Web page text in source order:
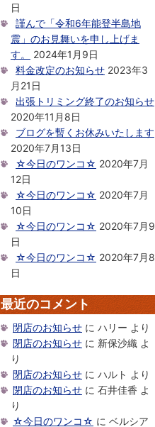
日
謹んで「令和6年能登半島地
震」のお見舞いを申し上げま
す。
2024年1月9日
料金改定のお知らせ 2023年3
月21日
出張トリミング終了のお知らせ
2020年11月8日
ブログを暫くお休みいたします
2020年7月13日
☆今日のワンコ☆ 2020年7月
12日
☆今日のワンコ☆ 2020年7月
10日
☆今日のワンコ☆ 2020年7月9
日
☆今日のワンコ☆ 2020年7月8
日
最近のコメント
閉店のお知らせ に ハリー より
閉店のお知らせ に 新保沙織 よ
り
閉店のお知らせ に ハルト より
閉店のお知らせ に 石井佳香 よ
り
☆今日のワンコ☆ に ベルシア